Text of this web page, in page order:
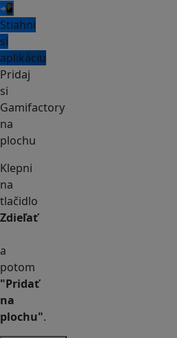
📲
Stiahni
si
aplikáciu
Pridaj
si
Gamifactory
na
plochu
Klepni
na
tlačidlo
Zdieľať
a
potom
"Pridať
na
plochu".